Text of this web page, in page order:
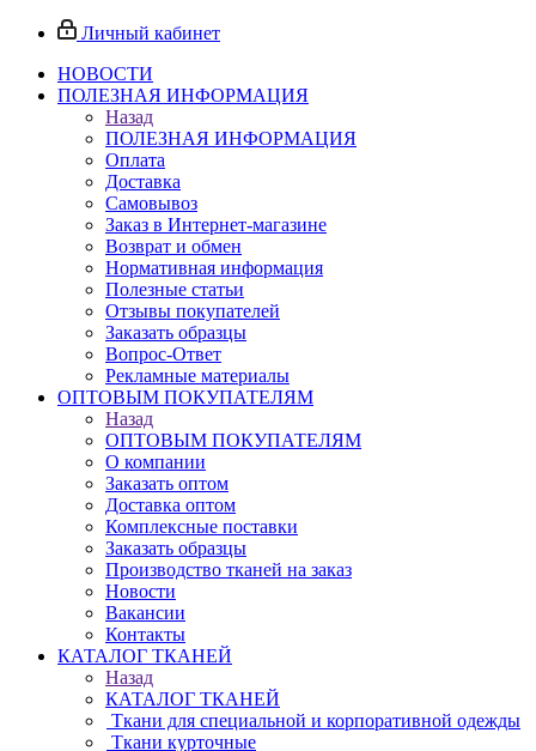
Личный кабинет
НОВОСТИ
ПОЛЕЗНАЯ ИНФОРМАЦИЯ
Назад
ПОЛЕЗНАЯ ИНФОРМАЦИЯ
Оплата
Доставка
Самовывоз
Заказ в Интернет-магазине
Возврат и обмен
Нормативная информация
Полезные статьи
Отзывы покупателей
Заказать образцы
Вопрос-Ответ
Рекламные материалы
ОПТОВЫМ ПОКУПАТЕЛЯМ
Назад
ОПТОВЫМ ПОКУПАТЕЛЯМ
О компании
Заказать оптом
Доставка оптом
Комплексные поставки
Заказать образцы
Производство тканей на заказ
Новости
Вакансии
Контакты
КАТАЛОГ ТКАНЕЙ
Назад
КАТАЛОГ ТКАНЕЙ
Ткани для специальной и корпоративной одежды
Ткани курточные